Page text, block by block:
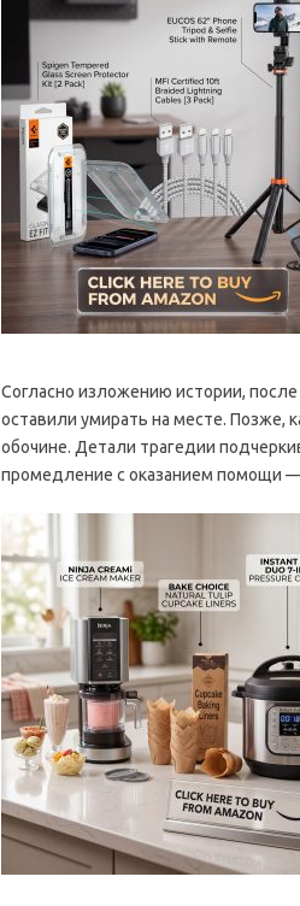
Согласно изложению истории,
оставили умирать на месте. Позже,
обочине. Детали трагедии
промедление с оказанием помощи